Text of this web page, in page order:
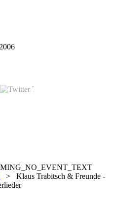
> Klaus Trabitsch & Freunde -